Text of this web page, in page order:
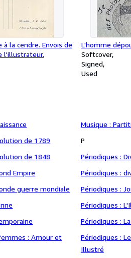
la cendre. Envois de
l'illustrateur.
L'homme
Softcover
Signed
Used
de 1789
de 1848
Empire
guerre mondiale
: Amour et
Musique :
P
Périodiques :
Périodiques :
Périodiques :
Périodiques :
Périodiques :
Périodiques :
Illustré